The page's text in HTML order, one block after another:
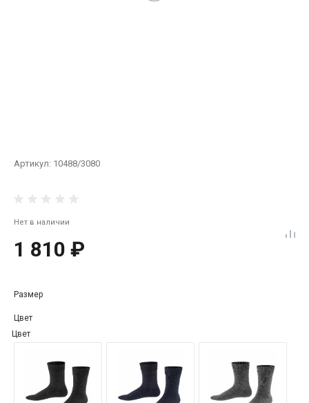
Артикул: 10488/3080
Нет в наличии
1 810 ₽
Размер
Цвет
Цвет